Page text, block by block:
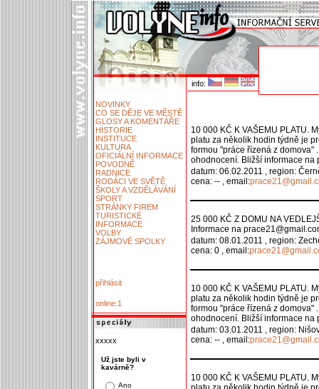
info:
NOVINKY
CO SE DĚJE VE MĚSTĚ
GLOSY A KOMENTÁŘE
HISTORIE
INSTITUCE
KULTURA
OFICIÁLNÍ INFORMACE
POVODNĚ
RADNICE
RODÁCI VE SVĚTĚ
ŠKOLY A VZDĚLÁVÁNÍ
SPORT
STRÁNKY FIREM
TURISTICKÉ
INFORMACE
VOLBY
ZÁJMOVÉ SPOLKY
přihlásit
online:1
xxxxx
Už jste byli v
kavárně?
Ano
10 000 KČ K VAŠEMU PLATU.
platu za několik hodin týdně je
formou "práce řízená z
ohodnocení. Bližší informace na
datum: 06.02.2011 , region:
cena: -- , email:
25 000 KČ Z DOMU NA
Informace na
datum: 08.01.2011 , region:
cena: 0 , email:
10 000 KČ K VAŠEMU PLATU.
platu za několik hodin týdně je
formou "práce řízená z
ohodnocení. Bližší informace na
datum: 03.01.2011 , region:
cena: -- , email:
10 000 KČ K VAŠEMU PLATU.